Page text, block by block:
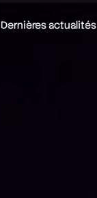
Dernières actualités